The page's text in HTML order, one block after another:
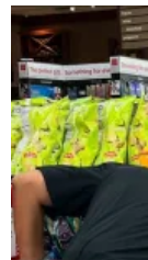
が好評です。
第7位 Rainbet
レビューを読む
レインベットは
類以上のスロッ
日本で人気の
ネットカジノを